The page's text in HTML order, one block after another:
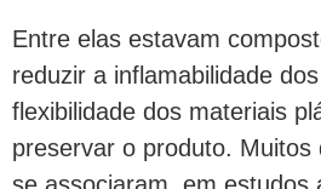
Entre elas estavam
reduzir a inflamabilidade
flexibilidade dos materiais
preservar o produto.
se associaram, em estudos